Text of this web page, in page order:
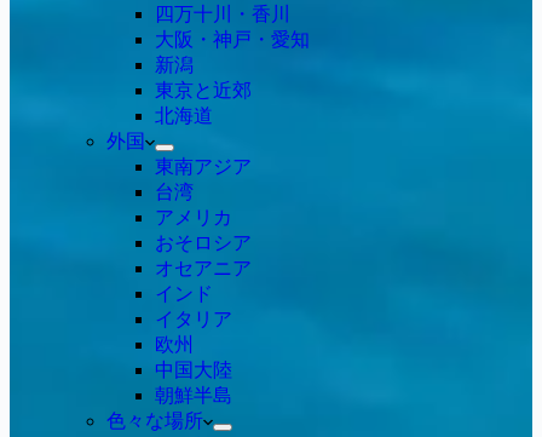
四万十川・香川
大阪・神戸・愛知
新潟
東京と近郊
北海道
外国
東南アジア
台湾
アメリカ
おそロシア
オセアニア
インド
イタリア
欧州
中国大陸
朝鮮半島
色々な場所